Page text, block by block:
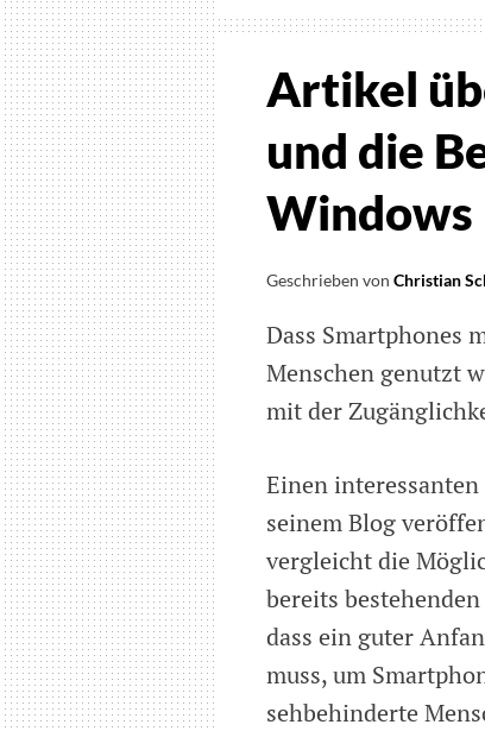
Artikel
und die
Windows
Geschrieben von Christian
Dass Smartphones
Menschen genutzt
mit der
Einen
seinem Blog
vergleicht die
bereits
dass ein guter
muss, um
sehbehinderte